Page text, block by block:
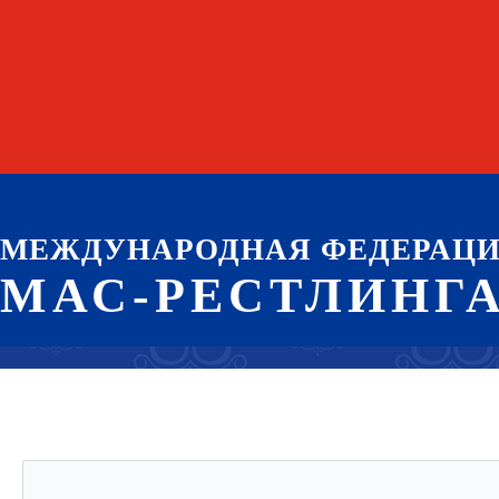
МЕЖДУНАРОДНАЯ
МАС-